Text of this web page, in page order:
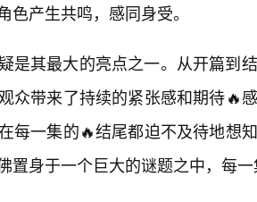
产生共鸣，感同身受。
是其最大的亮点之一。从开篇到
众带来了持续的紧张感和期待🔥
每一集的🔥结尾都迫不及待地想
置身于一个巨大的谜题之中，每一